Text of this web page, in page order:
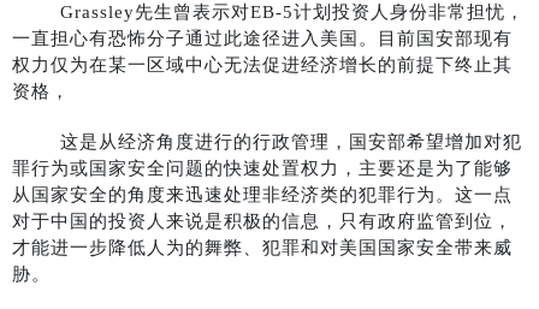
Grassley先生曾表示对EB-5计划投资人身份非常担忧，
一直担心有恐怖分子通过此途径进入美国。目前国安部现有
权力仅为在某一区域中心无法促进经济增长的前提下终止其
资格，
这是从经济角度进行的行政管理，国安部希望增加对犯
罪行为或国家安全问题的快速处置权力，主要还是为了能够
从国家安全的角度来迅速处理非经济类的犯罪行为。这一点
对于中国的投资人来说是积极的信息，只有政府监管到位，
才能进一步降低人为的舞弊、犯罪和对美国国家安全带来威
胁。